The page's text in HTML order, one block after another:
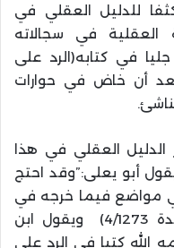
للدليل العقلي في
العقلية في سجالاته
في كتابه(الرد على
بعد أن خاض في حوارات
العقلي في هذا
أبو يعلى:”وقد احتج
مواضع فيما خرجه في
الرد على الزنادقة والجهمية”(العدة 4/1273) ويقول ابن
الله كتبا في الرد على